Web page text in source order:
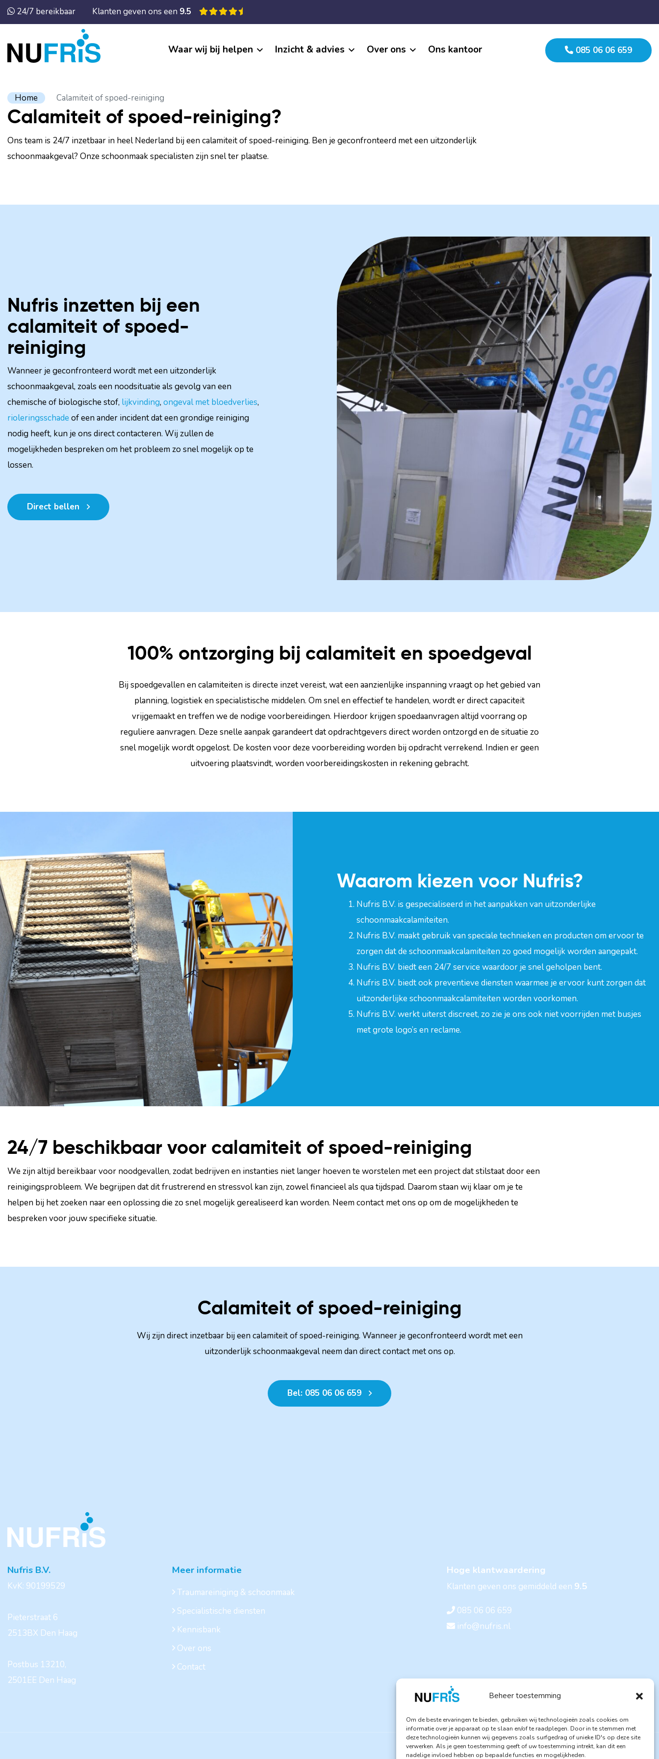
Beheer toestemming
Om de beste ervaringen te bieden, gebruiken wij technologieën zoals cookies om
informatie over je apparaat op te slaan en/of te raadplegen. Door in te stemmen met
deze technologieën kunnen wij gegevens zoals surfgedrag of unieke ID's op deze site
verwerken. Als je geen toestemming geeft of uw toestemming intrekt, kan dit een
nadelige invloed hebben op bepaalde functies en mogelijkheden.
24/7 bereikbaar Klanten geven ons een 9.5
Waar wij bij helpen Inzicht & advies Over ons Ons kantoor 085 06 06 659
Home Calamiteit of spoed-reiniging
Calamiteit of spoed-reiniging?
Ons team is 24/7 inzetbaar in heel Nederland bij een calamiteit of spoed-reiniging. Ben je geconfronteerd met een uitzonderlijk
schoonmaakgeval? Onze schoonmaak specialisten zijn snel ter plaatse.
Nufris inzetten bij een
calamiteit of spoed-
reiniging
Wanneer je geconfronteerd wordt met een uitzonderlijk
schoonmaakgeval, zoals een noodsituatie als gevolg van een
chemische of biologische stof, lijkvinding, ongeval met bloedverlies,
rioleringsschade of een ander incident dat een grondige reiniging
nodig heeft, kun je ons direct contacteren. Wij zullen de
mogelijkheden bespreken om het probleem zo snel mogelijk op te
lossen.
Direct bellen
100% ontzorging bij calamiteit en spoedgeval
Bij spoedgevallen en calamiteiten is directe inzet vereist, wat een aanzienlijke inspanning vraagt op het gebied van
planning, logistiek en specialistische middelen. Om snel en effectief te handelen, wordt er direct capaciteit
vrijgemaakt en treffen we de nodige voorbereidingen. Hierdoor krijgen spoedaanvragen altijd voorrang op
reguliere aanvragen. Deze snelle aanpak garandeert dat opdrachtgevers direct worden ontzorgd en de situatie zo
snel mogelijk wordt opgelost. De kosten voor deze voorbereiding worden bij opdracht verrekend. Indien er geen
uitvoering plaatsvindt, worden voorbereidingskosten in rekening gebracht.
Waarom kiezen voor Nufris?
Nufris B.V. is gespecialiseerd in het aanpakken van uitzonderlijke
schoonmaakcalamiteiten.
Nufris B.V. maakt gebruik van speciale technieken en producten om ervoor te
zorgen dat de schoonmaakcalamiteiten zo goed mogelijk worden aangepakt.
Nufris B.V. biedt een 24/7 service waardoor je snel geholpen bent.
Nufris B.V. biedt ook preventieve diensten waarmee je ervoor kunt zorgen dat
uitzonderlijke schoonmaakcalamiteiten worden voorkomen.
Nufris B.V. werkt uiterst discreet, zo zie je ons ook niet voorrijden met busjes
met grote logo’s en reclame.
24/7 beschikbaar voor calamiteit of spoed-reiniging
We zijn altijd bereikbaar voor noodgevallen, zodat bedrijven en instanties niet langer hoeven te worstelen met een project dat stilstaat door een
reinigingsprobleem. We begrijpen dat dit frustrerend en stressvol kan zijn, zowel financieel als qua tijdspad. Daarom staan wij klaar om je te
helpen bij het zoeken naar een oplossing die zo snel mogelijk gerealiseerd kan worden. Neem contact met ons op om de mogelijkheden te
bespreken voor jouw specifieke situatie.
Calamiteit of spoed-reiniging
Wij zijn direct inzetbaar bij een calamiteit of spoed-reiniging. Wanneer je geconfronteerd wordt met een
uitzonderlijk schoonmaakgeval neem dan direct contact met ons op.
Bel: 085 06 06 659
Nufris B.V.
KvK: 90199529
Pieterstraat 6
2513BX Den Haag
Postbus 13210,
2501EE Den Haag
Meer informatie
Traumareiniging & schoonmaak
Specialistische diensten
Kennisbank
Over ons
Contact
Hoge klantwaardering
Klanten geven ons gemiddeld een 9.5
085 06 06 659
info@nufris.nl